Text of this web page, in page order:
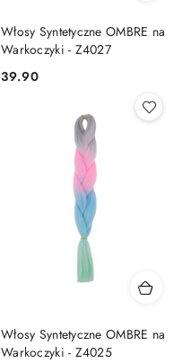
Włosy Syntetyczne OMBRE na
Warkoczyki - Z4027
Cena:
39.90
Włosy Syntetyczne OMBRE na
Warkoczyki - Z4025